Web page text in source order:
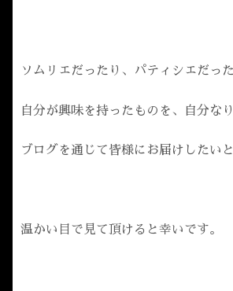
ソムリエだったり、パティシエだっ
自分が興味を持ったものを、自分な
ブログを通じて皆様にお届けしたい
温かい目で見て頂けると幸いです。